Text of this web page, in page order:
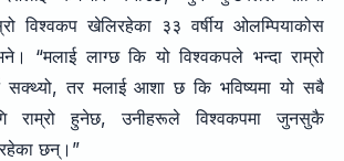
विश्वकप खेलिरहेका ३३ वर्षीय ओलम्पियाकोस
“मलाई लाग्छ कि यो विश्वकपले भन्दा राम्रो
सक्थ्यो, तर मलाई आशा छ कि भविष्यमा यो सबै
राम्रो हुनेछ, उनीहरूले विश्वकपमा जुनसुकै
छन्।”